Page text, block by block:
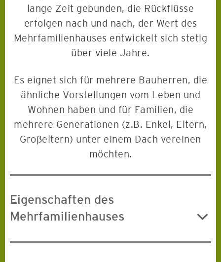
lange Zeit gebunden, die Rückflüsse
erfolgen nach und nach, der Wert des
Mehrfamilienhauses entwickelt sich stetig
über viele Jahre.
Es eignet sich für mehrere Bauherren, die
ähnliche Vorstellungen vom Leben und
Wohnen haben und für Familien, die
mehrere Generationen (z.B. Enkel, Eltern,
Großeltern) unter einem Dach vereinen
möchten.
Eigenschaften des
Mehrfamilienhauses